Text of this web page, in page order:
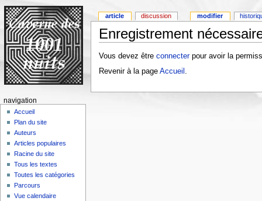
Enregistrement
Vous devez être connecterpour avoir la
Revenir à la page Accueil
article discussion modifier
navigation
Accueil
Plan du site
Auteurs
Articles populaires
Racine du site
Tous les textes
Toutes les catégories
Parcours
Vue calendaire